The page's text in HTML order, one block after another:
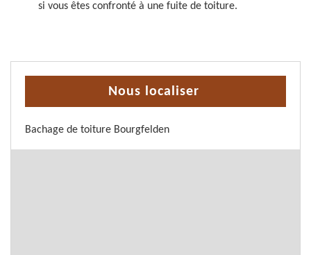
si vous êtes confronté à une fuite de toiture.
Nous localiser
Bachage de toiture Bourgfelden